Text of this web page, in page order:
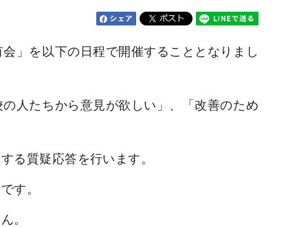
」を以下の日程で開催することとなりまし
人たちから意見が欲しい」、「改善のため
る質疑応答を行います。
す。
。